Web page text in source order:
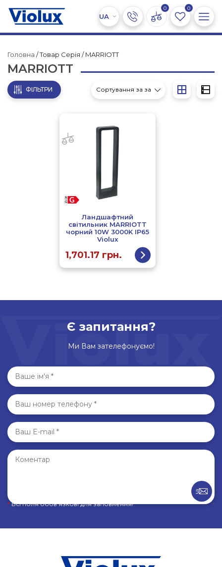
0 0
Головна / Товар Серія / MARRIOTT
MARRIOTT
ФІЛЬТРИ
Ландшафтний
світильник MARRIOTT
чорний 10W 3000K IP65
Violux
1,701.17 грн.
Є запитання?
Ми Вам зателефонуємо!
*Всі поля обов’язкові для заповнення!